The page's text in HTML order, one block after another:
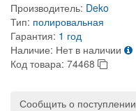
Производитель: Deko
Тип: полировальная
Гарантия: 1 год
Наличие: Нет в наличии
Код товара: 74468
Сообщить о поступлении